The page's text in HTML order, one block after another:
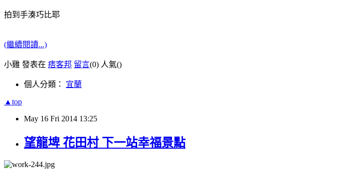
拍到手湊巧比耶
(繼續閱讀...)
小雞 發表在 痞客邦 留言(0) 人氣()
個人分類： 宜蘭
▲top
May 16 Fri 2014 13:25
望龍埤 花田村 下一站幸福景點